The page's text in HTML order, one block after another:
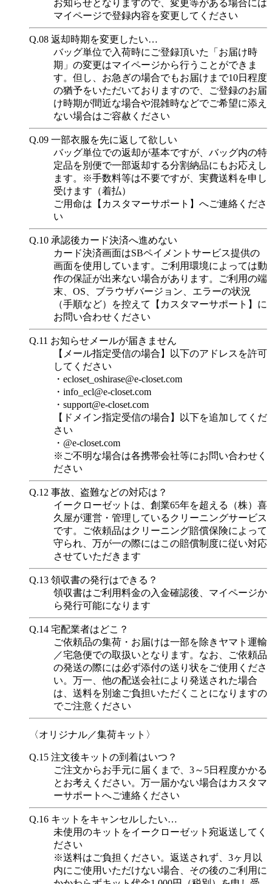
お知らせとなりますので、変更等がある場合には
マイページで登録内容を変更してください
Q.08 返却時期を変更したい…
バッグ単位で入荷時にご登録頂いた「お届け時
期」の変更はマイページから行うことができま
す。但し、お急ぎの場合でもお届けまで10日程度
の猶予をいただいておりますので、ご登録のお届
け時期が間近な場合や混雑時などでご希望に添え
ない場合はご容赦ください
Q.09 一部衣服を先に返して欲しい
バッグ単位での返却が基本ですが、バッグ内の特
定品を別便で一部返却する分割納品にもお応えし
ます。※手数料等は不要ですが、実費送料を申し
受けます（着払）
ご用命は【カスタマーサポート】へご連絡くださ
い
Q.10 承認後カード決済へ進めない
カード決済画面はSBペイメントサービス提供の
画面を使用しています。ご利用環境によっては動
作の保証が出来ない場合があります。ご利用の端
末、OS、ブラウザバージョン、エラーの状況
（手順など）を控えて【カスタマーサポート】に
お問い合わせください
Q.11 お知らせメールが届きません
【メール指定受信の場合】以下のアドレスを許可
してください
・ecloset_oshirase@e-closet.com
・info_ecl@e-closet.com
・support@e-closet.com
【ドメイン指定受信の場合】以下を追加してくだ
さい
・@e-closet.com
※ご不明な場合は各携帯会社等にお問い合わせく
ださい
Q.12 事故、盗難などの対応は？
イークローゼットは、創業65年を超える（株）喜
久屋が運営・管理しているクリーニングサービス
です。ご依頼品はクリーニング賠償保険によって
守られ、万が一の際にはこの賠償制度に従い対応
させていただきます
Q.13 領収書の発行はできる？
領収書はご利用料金の入金確認後、マイページか
ら発行可能になります
Q.14 宅配業者はどこ？
ご依頼品の集荷・お届けは一部を除きヤマト運輸
／宅急便での取扱いとなります。なお、ご依頼品
の発送の際には必ず添付の送り状をご使用くださ
い。万一、他の配送会社により発送された場合
は、送料を別途ご負担いただくことになりますの
でご注意ください
〈オリジナル／集荷キット〉
Q.15 注文後キットの到着はいつ？
ご注文からお手元に届くまで、3～5日程度かかる
とお考えください。万一届かない場合はカスタマ
ーサポートへご連絡ください
Q.16 キットをキャンセルしたい…
未使用のキットをイークローゼット宛返送してく
ださい
※送料はご負担ください。返送されず、3ヶ月以
内にご使用いただけない場合、その後のご利用に